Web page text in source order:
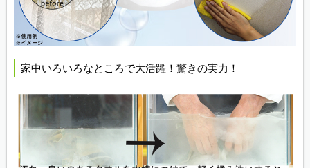
家中いろいろなところで大活躍！驚きの実力！